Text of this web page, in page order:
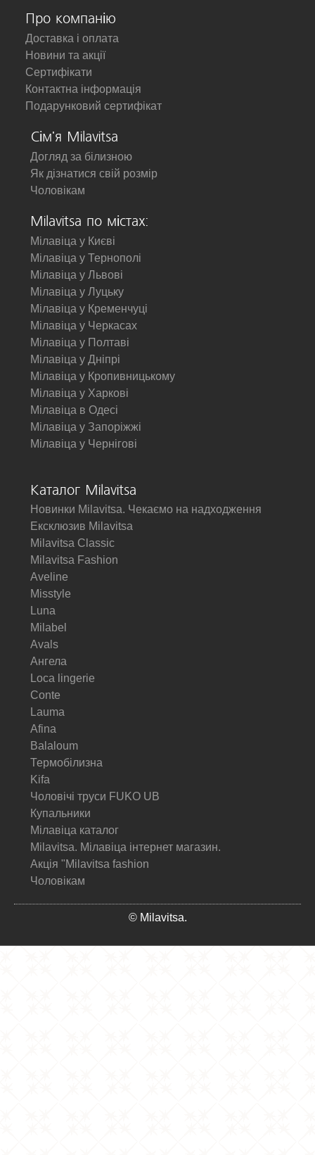
Про компанію
Доставка і оплата
Новини та акції
Сертифікати
Контактна інформація
Подарунковий сертифікат
Сім'я Milavitsa
Догляд за білизною
Як дізнатися свій розмір
Чоловікам
Milavitsa по містах:
Мілавіца у Києві
Мілавіца у Тернополі
Мілавіца у Львові
Мілавіца у Луцьку
Мілавіца у Кременчуці
Мілавіца у Черкасах
Мілавіца у Полтаві
Мілавіца у Дніпрі
Мілавіца у Кропивницькому
Мілавіца у Харкові
Мілавіца в Одесі
Мілавіца у Запоріжжі
Мілавіца у Чернігові
Каталог Milavitsa
Новинки Milavitsa. Чекаємо на надходження
Ексклюзив Milavitsa
Milavitsa Classic
Milavitsa Fashion
Aveline
Misstyle
Luna
Milabel
Avals
Ангела
Loca lingerie
Conte
Lauma
Afina
Balaloum
Термобілизна
Kifa
Чоловічі труси FUKO UB
Купальники
Мілавіца каталог
Milavitsa. Мілавіца інтернет магазин.
Акція "Milavitsa fashion
Чоловікам
© Milavitsa.